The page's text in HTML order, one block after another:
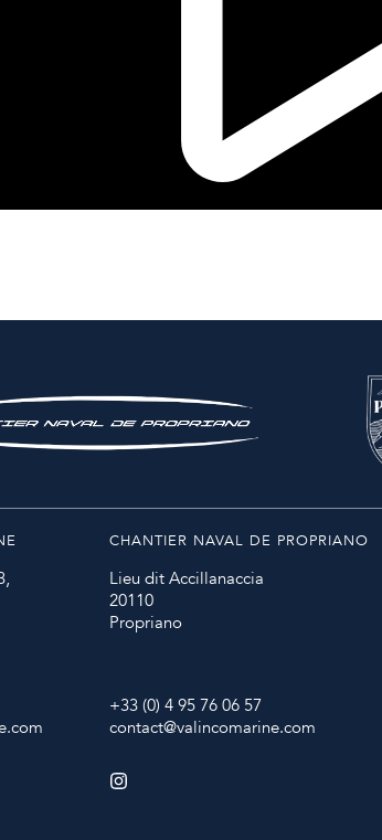
CHANTIER NAVAL DE PROPRIANO
Lieu dit Accillanaccia
20110
Propriano
+33 (0) 4 95 76 06 57
contact@valincomarine.com